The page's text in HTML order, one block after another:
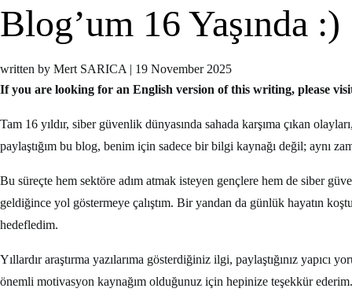
Blog’um 16 Yaşında :)
written by Mert SARICA | 19 November 2025
If you are looking for an English version of this writing, please
Tam 16 yıldır, siber güvenlik dünyasında sahada karşıma çıkan
paylaştığım bu blog, benim için sadece bir bilgi kaynağı değil; aynı
Bu süreçte hem sektöre adım atmak isteyen gençlere hem de siber
geldiğince yol göstermeye çalıştım. Bir yandan da günlük hayatın
hedefledim.
Yıllardır araştırma yazılarıma gösterdiğiniz ilgi, paylaştığınız yapıcı
önemli motivasyon kaynağım olduğunuz için hepinize teşekkür ederim.